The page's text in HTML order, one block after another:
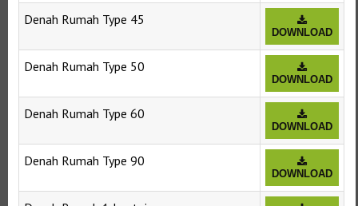
Denah Rumah Type 45
DOWNLOAD
Denah Rumah Type 50
DOWNLOAD
Denah Rumah Type 60
DOWNLOAD
Denah Rumah Type 90
DOWNLOAD